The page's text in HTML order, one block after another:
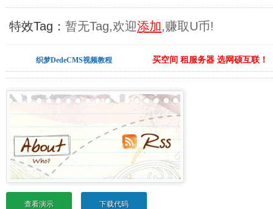
特效Tag： 暂无Tag,欢迎添加,赚取U币!
织梦DedeCMS视频教程 买空间 租服务器 选网硕互联！
查看演示 下载代码